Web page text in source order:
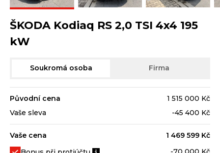
ŠKODA Kodiaq RS 2,0 TSI 4x4 195
kW
Soukromá osoba Firma
Původní cena
1 515 000 Kč
Vaše sleva
-45 400 Kč
Vaše cena
1 469 599 Kč